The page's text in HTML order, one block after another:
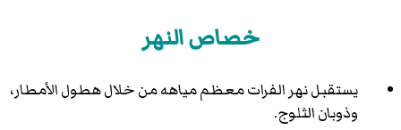
خصاص النهر
يستقبل نهر الفرات معظم مياهه من خلال هطول الأمطار،
وذوبان الثلوج.